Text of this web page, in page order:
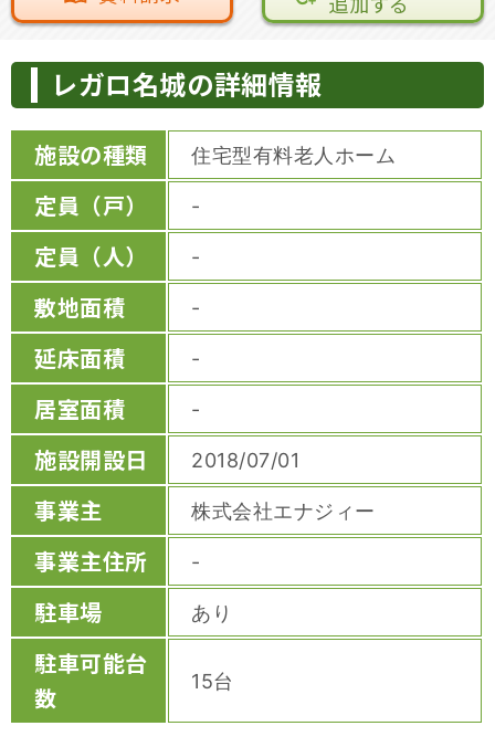
レガロ名城の詳細情報
施設の種類 住宅型有料老人ホーム
定員（戸） -
定員（人） -
敷地面積 -
延床面積 -
居室面積 -
施設開設日 2018/07/01
事業主 株式会社エナジィー
事業主住所 -
駐車場 あり
駐車可能台
数
15台